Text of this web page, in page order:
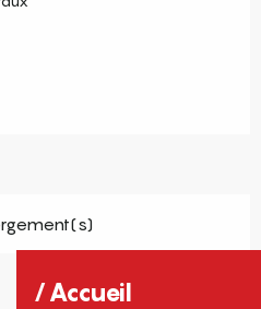
Accueil